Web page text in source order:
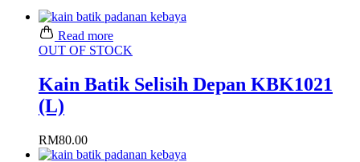
Read more
OUT OF STOCK
Kain Batik Selisih Depan KBK1021
(L)
RM80.00